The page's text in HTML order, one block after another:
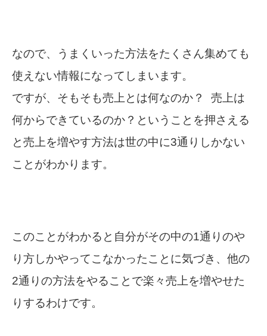
なので、うまくいった方法をたくさん集めても
使えない情報になってしまいます。
ですが、そもそも売上とは何なのか？ 売上は
何からできているのか？ ということを押さえる
と売上を増やす方法は世の中に3通りしかない
ことがわかります。
このことがわかると自分がその中の1通りのや
り方しかやってこなかったことに気づき、他の
2通りの方法をやることで楽々売上を増やせた
りするわけです。